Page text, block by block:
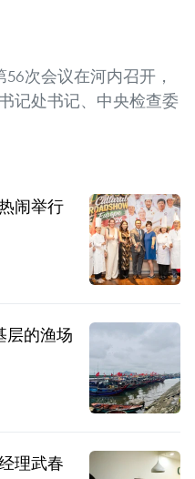
次会议在河内召开，
记处书记、中央检查委
闹举行
层的渔场
理武春